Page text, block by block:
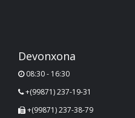
Devonxona
08:30 - 16:30
+(99871) 237-19-31
+(99871) 237-38-79